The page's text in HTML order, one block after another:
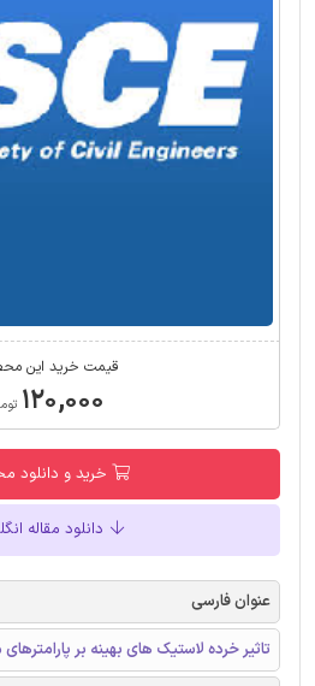
قیمت خرید این
۱۲۰,۰۰۰
خرید و دانلود
دانلود مقاله
عنوان فارسی
تاثیر خرده لاستیک های بهینه بر